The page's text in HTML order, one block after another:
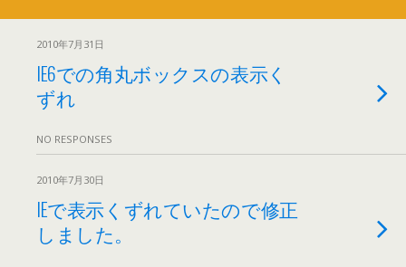
2010年7月31日
IE6での角丸ボックスの表示く
ずれ
NO RESPONSES
2010年7月30日
IEで表示くずれていたので修正
しました。